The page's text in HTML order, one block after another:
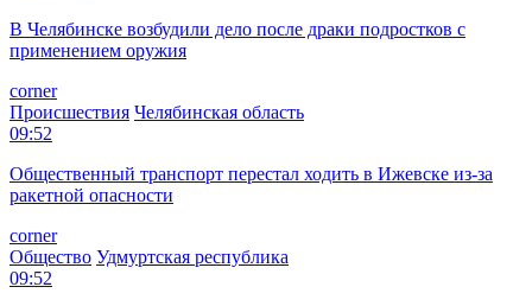
В Челябинске возбудили дело после драки подростков с
применением оружия
corner
Происшествия Челябинская область
09:52
Общественный транспорт перестал ходить в Ижевске из-за
ракетной опасности
corner
Общество Удмуртская республика
09:52